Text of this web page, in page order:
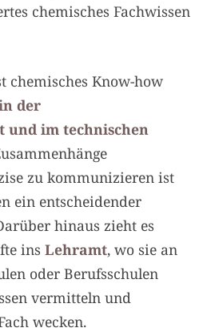
chemisches Fachwissen
chemisches Know-how
der
und im technischen
zu kommunizieren ist
ein entscheidender
hinaus zieht es
ins Lehramt, wo sie an
oder Berufsschulen
vermitteln und
wecken.